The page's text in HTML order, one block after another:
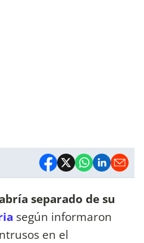
separado de su
según informaron
en el